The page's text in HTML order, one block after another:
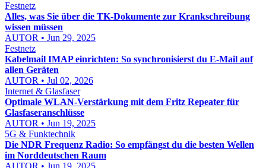
Festnetz
Alles, was Sie über die TK-Dokumente zur Krankschreibung
wissen müssen
AUTOR • Jun 29, 2025
Festnetz
Kabelmail IMAP einrichten: So synchronisierst du E-Mail auf
allen Geräten
AUTOR • Jul 02, 2026
Internet & Glasfaser
Optimale WLAN-Verstärkung mit dem Fritz Repeater für
Glasfaseranschlüsse
AUTOR • Jun 19, 2025
5G & Funktechnik
Die NDR Frequenz Radio: So empfängst du die besten Wellen
im Norddeutschen Raum
AUTOR • Jun 19, 2025